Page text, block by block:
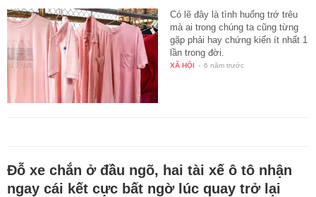
Có lẽ đây là tình huống trớ trêu
mà ai trong chúng ta cũng từng
gặp phải hay chứng kiến ít nhất 1
lần trong đời.
XÃ HỘI - 6 năm trước
Đỗ xe chắn ở đầu ngõ, hai tài xế ô tô nhận
ngay cái kết cực bất ngờ lúc quay trở lại